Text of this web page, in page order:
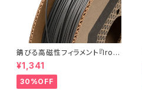
錆びる高磁性フィラメント『Iron
-filled Metal Composite P
LA』：お試しサンプル 10M
¥1,341
30%OFF